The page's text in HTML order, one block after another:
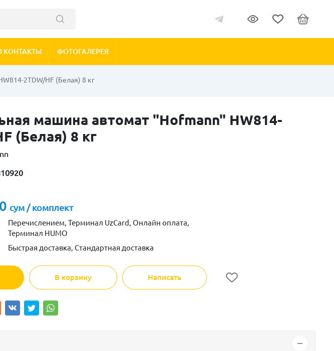
КОНТАКТЫ ФОТОГАЛЕРЕЯ
2TDW/HF (Белая) 8 кг
машина автомат "Hofmann" НW814-
(Белая) 8 кг
сум / комплект
Перечислением, Терминал UzCard, Онлайн оплата,
Терминал HUMO
Быстрая доставка, Стандартная доставка
В корзину Написать